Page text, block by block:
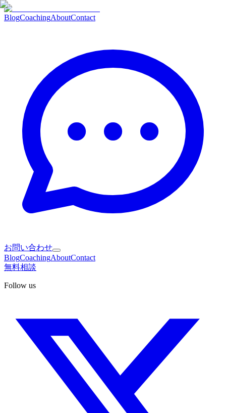
BlogCoachingAboutContact
お問い合わせ
BlogCoachingAboutContact
無料相談
Follow us